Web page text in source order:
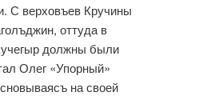
С верховъев Кручины
оттуда в
должны были
Олег «Упорный»
на своей